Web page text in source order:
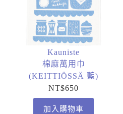
Kauniste
棉麻萬用巾
(KEITTIÖSSÄ 藍)
NT$650
加入購物車